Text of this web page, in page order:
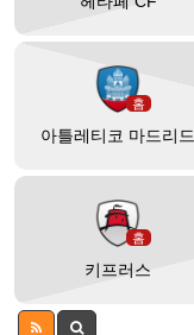
홈
아틀레티코 마드리드
홈
키프러스